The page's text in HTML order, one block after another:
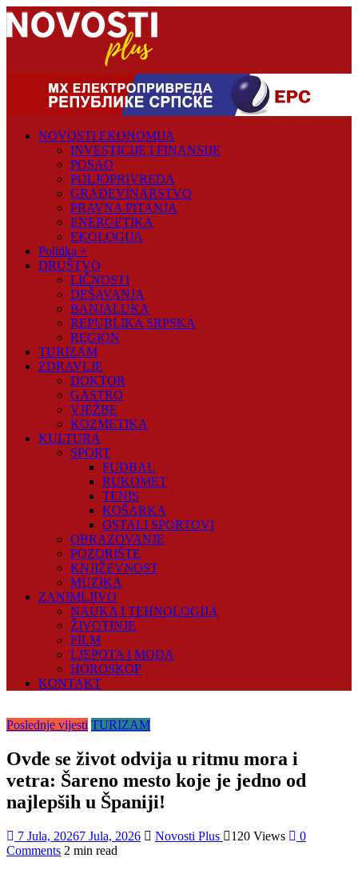
Skip
to
content
Novosti
NOVOSTI EKONOMIJA
INVESTICIJE I FINANSIJE
POSAO
POLJOPRIVREDA
GRAĐEVINARSTVO
PRAVNA PITANJA
ENERGETIKA
EKOLOGIJA
Politika +
DRUŠTVO
LIČNOSTI
DEŠAVANJA
BANJALUKA
REPUBLIKA SRPSKA
REGION
TURIZAM
ZDRAVLJE
DOKTOR
GASTRO
VJEŽBE
KOZMETIKA
KULTURA
SPORT
FUDBAL
RUKOMET
TENIS
KOŠARKA
OSTALI SPORTOVI
OBRAZOVANJE
POZORIŠTE
KNJIŽEVNOST
MUZIKA
ZANIMLJIVO
NAUKA I TEHNOLOGIJA
ŽIVOTINJE
FILM
LJEPOTA I MODA
HOROSKOP
KONTAKT
Poslednje vijesti TURIZAM
Ovde se život odvija u ritmu mora i
vetra: Šareno mesto koje je jedno od
najlepših u Španiji!
7 Jula, 20267 Jula, 2026 Novosti Plus 120 Views
0
Comments 2 min read